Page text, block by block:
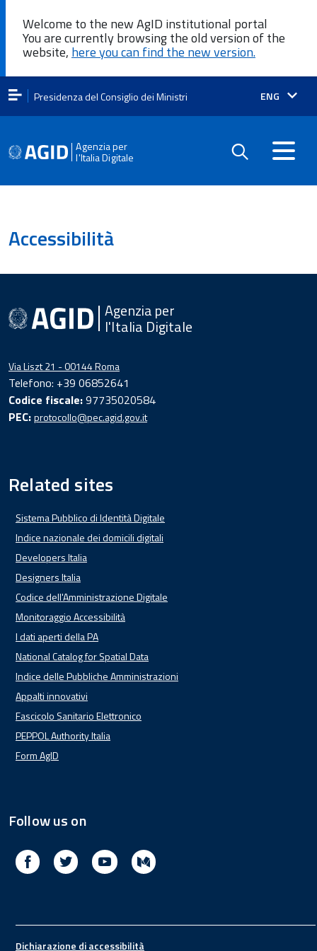
Welcome to the new AgID institutional portal
You are currently browsing the old version of the
website, here you can find the new version.
Presidenza del Consiglio dei Ministri Lingua
ENG
Agenzia per
l'Italia Digitale
Accessibilità
Agenzia per
l'Italia Digitale
Via Liszt 21 - 00144 Roma
Telefono: +39 06852641
Codice fiscale:97735020584
PEC:protocollo@pec.agid.gov.it
Related sites
Sistema Pubblico di Identità Digitale
Indice nazionale dei domicili digitali
Developers Italia
Designers Italia
Codice dell'Amministrazione Digitale
Monitoraggio Accessibilità
I dati aperti della PA
National Catalog for Spatial Data
Indice delle Pubbliche Amministrazioni
Appalti innovativi
Fascicolo Sanitario Elettronico
PEPPOL Authority Italia
Form AgID
Follow us on
Facebook Twitter Youtube
Footer
Dichiarazione di accessibilità